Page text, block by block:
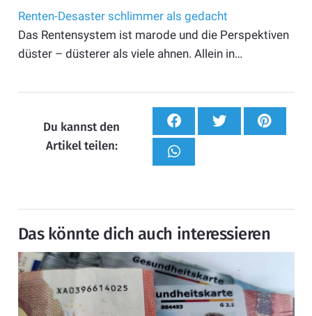
Renten-Desaster schlimmer als gedacht
Das Rentensystem ist marode und die Perspektiven
düster – düsterer als viele ahnen. Allein in…
Du kannst den
Artikel teilen:
Das könnte dich auch interessieren